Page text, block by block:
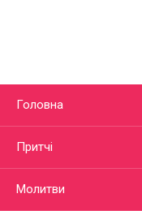
Головна
Притчі
Молитви